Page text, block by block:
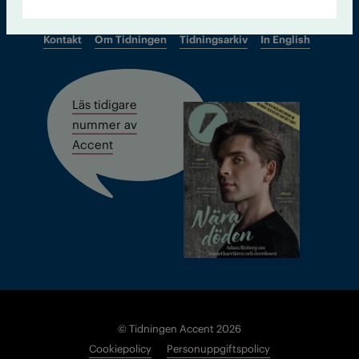
Kontakt Om Tidningen Tidningsarkiv In English
Läs tidigare
nummer av
Accent
© Tidningen Accent 2026
Cookiepolicy
Personuppgiftspolicy